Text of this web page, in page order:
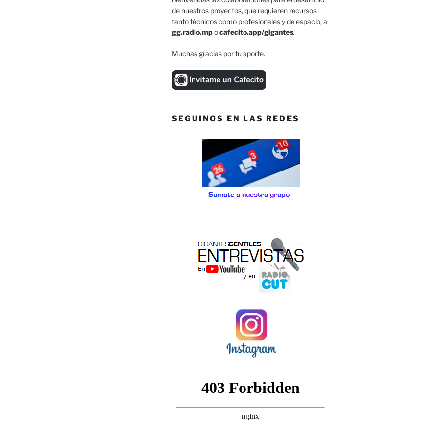
de nuestros proyectos, que requieren recursos
tanto técnicos como profesionales y de espacio, a
gg.radio.mpocafecito.app/gigantes.
Muchas gracias por tu aporte.
SEGUINOS EN LAS REDES